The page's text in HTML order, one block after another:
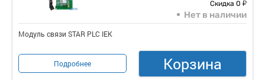
Скидка 0 у
Нет в наличии
Модуль связи STAR PLC IEK
Подробнее Корзина